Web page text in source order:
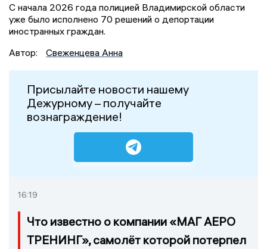
С начала 2026 года полицией Владимирской области
уже было исполнено 70 решений о депортации
иностранных граждан.
Автор:
Свеженцева Анна
Присылайте новости нашему
Дежурному – получайте
вознаграждение!
16:19
Что известно о компании «МАГ АЕРО
ТРЕНИНГ», самолёт которой потерпел